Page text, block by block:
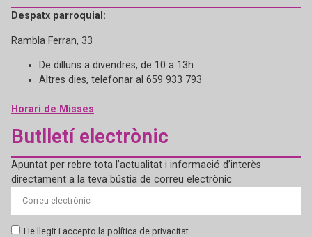
Despatx parroquial:
Rambla Ferran, 33
De dilluns a divendres, de 10 a 13h
Altres dies, telefonar al 659 933 793
Horari de Misses
Butlletí electrònic
Apuntat per rebre tota l’actualitat i informació d’interès
directament a la teva bústia de correu electrònic
He llegit i accepto la política de privacitat